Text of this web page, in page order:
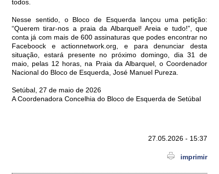
todos.
Nesse sentido, o Bloco de Esquerda lançou uma petição:
“Querem tirar-nos a praia da Albarquel! Areia e tudo!”, que
conta já com mais de 600 assinaturas que podes encontrar no
Faceboock e actionnetwork.org, e para denunciar desta
situação, estará presente no próximo domingo, dia 31 de
maio, pelas 12 horas, na Praia da Albarquel, o Coordenador
Nacional do Bloco de Esquerda, José Manuel Pureza.
Setúbal, 27 de maio de 2026
A Coordenadora Concelhia do Bloco de Esquerda de Setúbal
27.05.2026 - 15:37
imprimir